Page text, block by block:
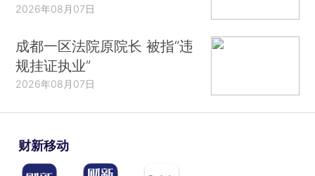
2026年08月07日
成都一区法院原院长 被指“违
规挂证执业”
2026年08月07日
财新移动